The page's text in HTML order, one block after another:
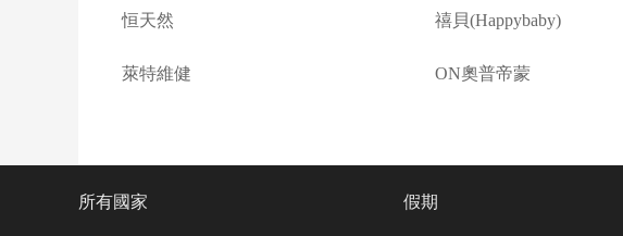
恒天然 禧貝(Happybaby)
萊特維健 ON奧普帝蒙
所有國家 假期